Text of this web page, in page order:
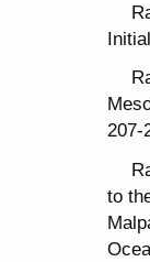
207-
to